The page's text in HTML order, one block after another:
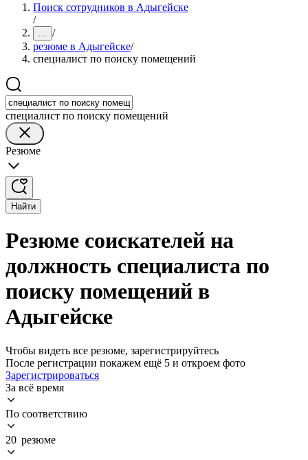
Поиск сотрудников в Адыгейске
/
... /
резюме в Адыгейске/
специалист по поиску помещений
специалист по поиску помещений
Резюме
Найти
Резюме соискателей на
должность специалиста по
поиску помещений в
Адыгейске
Чтобы видеть все резюме, зарегистрируйтесь
После регистрации покажем ещё 5 и откроем фото
Зарегистрироваться
За всё время
По соответствию
20 резюме